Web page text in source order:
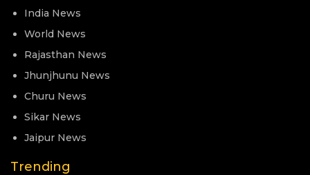
India News
World News
Rajasthan News
Jhunjhunu News
Churu News
Sikar News
Jaipur News
Trending